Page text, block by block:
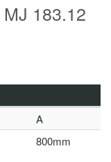
183.12
A
800mm